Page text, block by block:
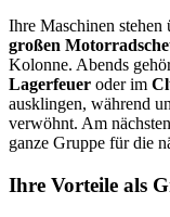
Ihre Maschinen stehen
großen
Kolonne. Abends
Lagerfeuer oder im
ausklingen, während
verwöhnt. Am
ganze Gruppe für die
Ihre Vorteile als